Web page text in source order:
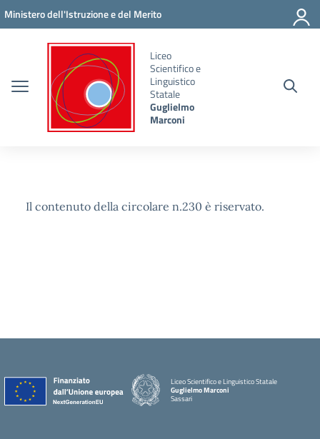
Vai ai contenuti
Vai al menu di navigazione
Vai al footer
Ministero dell'Istruzione e del Merito
Liceo
Scientifico e
Linguistico
Statale
Guglielmo
Marconi
Il contenuto della circolare n.230 è riservato.
Liceo Scientifico e Linguistico Statale
Guglielmo Marconi
Sassari